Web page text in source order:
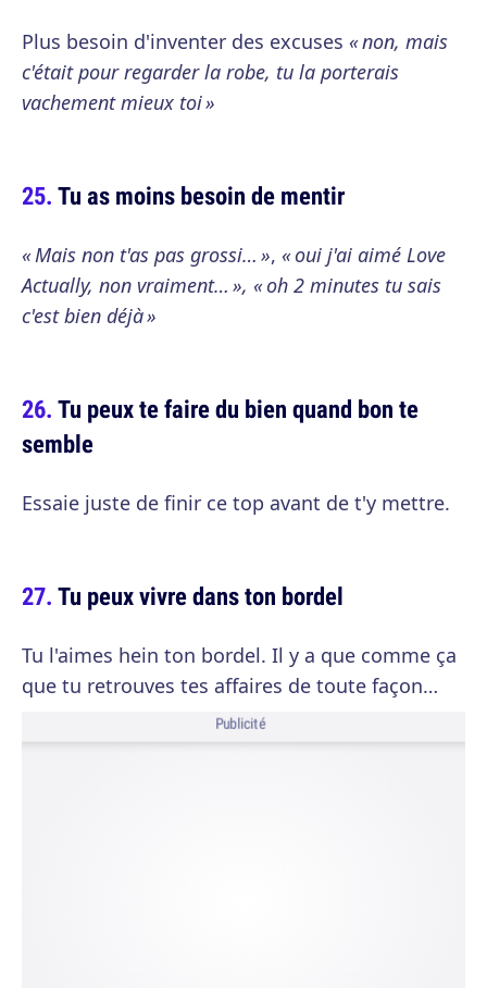
Plus besoin d'inventer des excuses « non, mais
c'était pour regarder la robe, tu la porterais
vachement mieux toi »
Tu as moins besoin de mentir
« Mais non t'as pas grossi… », « oui j'ai aimé Love
Actually, non vraiment… », « oh 2 minutes tu sais
c'est bien déjà »
Tu peux te faire du bien quand bon te
semble
Essaie juste de finir ce top avant de t'y mettre.
Tu peux vivre dans ton bordel
Tu l'aimes hein ton bordel. Il y a que comme ça
que tu retrouves tes affaires de toute façon…
Publicité